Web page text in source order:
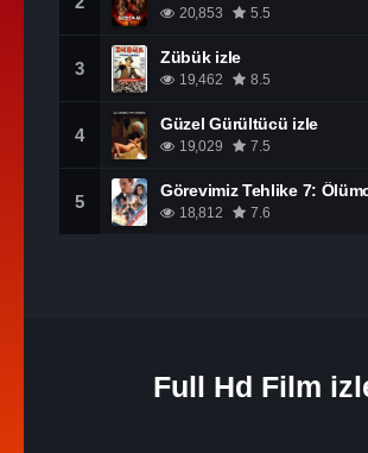
20,853 5.5
3
Zübük izle
19,462 8.5
4
Güzel Gürültücü izle
19,029 7.5
5
18,812 7.6
Full Hd Film